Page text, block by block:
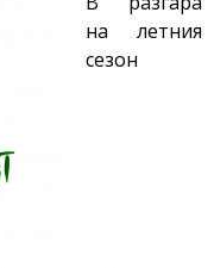
на летния
сезон